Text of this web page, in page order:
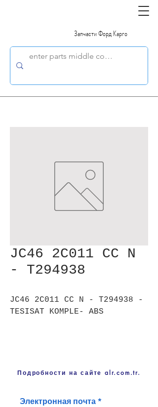
Запчасти Форд Карго
JC46 2C011 CC N
- T294938
JC46 2C011 CC N - T294938 -
TESISAT KOMPLE- ABS
Подробности на сайте alr.com.tr.
Электронная почта